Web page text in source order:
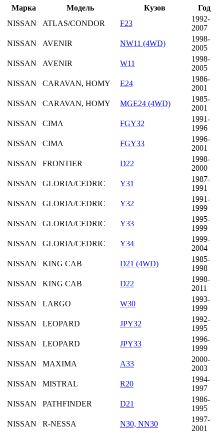
Марка
Модель Кузов
Год
NISSAN
ATLAS/CONDOR F23
1992-
2007
NISSAN
AVENIR NW11 (4WD)
1998-
2005
NISSAN
AVENIR W11
1998-
2005
NISSAN
CARAVAN, HOMY E24
1986-
2001
NISSAN
CARAVAN, HOMY MGE24 (4WD)
1985-
2001
NISSAN
CIMA FGY32
1991-
1996
NISSAN
CIMA FGY33
1996-
2001
NISSAN
FRONTIER D22
1998-
2000
NISSAN
GLORIA/CEDRIC Y31
1987-
1991
NISSAN
GLORIA/CEDRIC Y32
1991-
1999
NISSAN
GLORIA/CEDRIC Y33
1995-
1999
NISSAN
GLORIA/CEDRIC Y34
1999-
2004
NISSAN
KING CAB D21 (4WD)
1985-
1998
NISSAN
KING CAB D22
1998-
2011
NISSAN
LARGO W30
1993-
1999
NISSAN
LEOPARD JPY32
1992-
1995
NISSAN
LEOPARD JPY33
1996-
1999
NISSAN
MAXIMA A33
2000-
2003
NISSAN
MISTRAL R20
1994-
1997
NISSAN
PATHFINDER D21
1986-
1995
NISSAN
R-NESSA N30, NN30
1997-
2001